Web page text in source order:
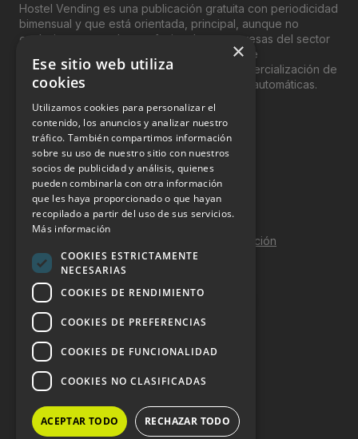
Hostel Vending es una publicación gratuita con periodicidad
bimensual y que está orientada, principal, aunque no
exclusivamente, a los profesionales y empresas del sector
del “Vending”; nombre con el que se conoce
genéricamente entre profesionales a la comercialización de
productos y servicios a través de máquinas automáticas.
INFORMACIÓN LEGAL
Aviso Legal
Política de Privacidad
Política de Cookies
Política de calidad y seguridad de la información
Contacto
DOSSIER Y CONTRATACIÓN
Dossier 2026 (ES)
Dossier 2026 (EN)
×
Ese sitio web utiliza
cookies
Utilizamos cookies para personalizar el
contenido, los anuncios y analizar nuestro
tráfico. También compartimos información
sobre su uso de nuestro sitio con nuestros
socios de publicidad y análisis, quienes
pueden combinarla con otra información
que les haya proporcionado o que hayan
recopilado a partir del uso de sus servicios.
Más información
COOKIES ESTRICTAMENTE
NECESARIAS
COOKIES DE RENDIMIENTO
COOKIES DE PREFERENCIAS
COOKIES DE FUNCIONALIDAD
COOKIES NO CLASIFICADAS
ACEPTAR TODO RECHAZAR TODO